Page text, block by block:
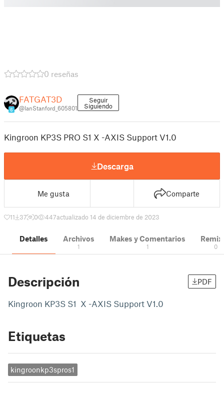
0 reseñas
6
FATGAT3D
@IanStanford_605801
Seguir
Siguiendo
Kingroon KP3S PRO S1 X -AXIS Support V1.0
Descarga
Me gusta Comparte
11 37 0 447actualizado 14 de diciembre de 2023
Detalles Archivos
1
Makes y Comentarios
1 0
Descripción PDF
Kingroon KP3S S1 X -AXIS Support V1.0
Etiquetas
kingroonkp3spros1